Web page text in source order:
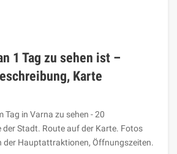
1 Tag zu sehen ist –
Karte
Tag in Varna zu sehen - 20
der Stadt. Route auf der Karte. Fotos
der Hauptattraktionen, Öffnungszeiten.